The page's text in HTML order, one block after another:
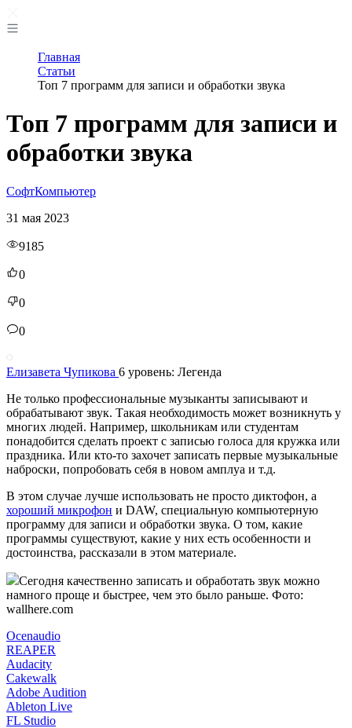
Главная
Статьи
Топ 7 программ для записи и обработки звука
Топ 7 программ для записи и
обработки звука
СофтКомпьютер
31 мая 2023
9185
0
0
0
Елизавета Чупикова 6 уровень: Легенда
Не только профессиональные музыканты записывают и
обрабатывают звук. Такая необходимость может возникнуть у
многих людей. Например, школьникам или студентам
понадобится сделать проект с записью голоса для кружка или
праздника. Или кто-то захочет записать первые музыкальные
наброски, попробовать себя в новом амплуа и т.д.
В этом случае лучше использовать не просто диктофон, а
хороший микрофон и DAW, специальную компьютерную
программу для записи и обработки звука. О том, какие
программы существуют, какие у них есть особенности и
достоинства, рассказали в этом материале.
Сегодня качественно записать и обработать звук можно
намного проще и быстрее, чем это было раньше. Фото:
wallhere.com
Ocenaudio
REAPER
Audacity
Cakewalk
Adobe Audition
Ableton Live
FL Studio